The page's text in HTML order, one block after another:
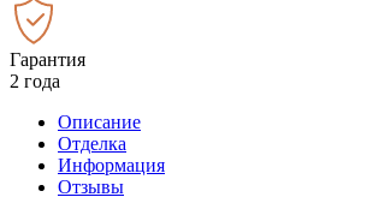
Гарантия
2 года
Описание
Отделка
Информация
Отзывы